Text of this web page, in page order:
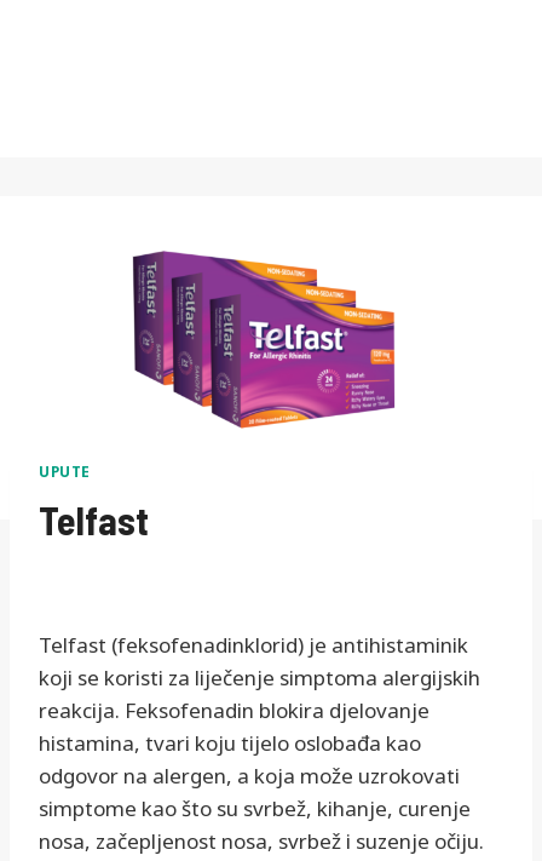
UPUTE
Telfast
Telfast (feksofenadinklorid) je antihistaminik
koji se koristi za liječenje simptoma alergijskih
reakcija. Feksofenadin blokira djelovanje
histamina, tvari koju tijelo oslobađa kao
odgovor na alergen, a koja može uzrokovati
simptome kao što su svrbež, kihanje, curenje
nosa, začepljenost nosa, svrbež i suzenje očiju.